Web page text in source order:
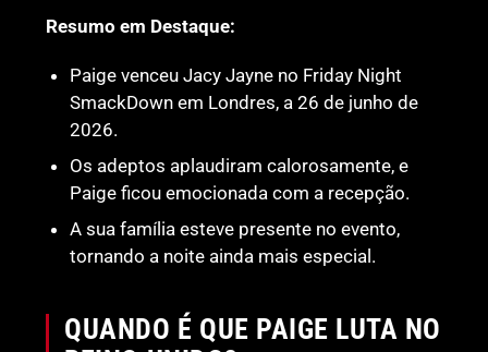
Resumo em Destaque:
Paige venceu Jacy Jayne no Friday Night
SmackDown em Londres, a 26 de junho de
2026.
Os adeptos aplaudiram calorosamente, e
Paige ficou emocionada com a recepção.
A sua família esteve presente no evento,
tornando a noite ainda mais especial.
QUANDO É QUE PAIGE LUTA NO